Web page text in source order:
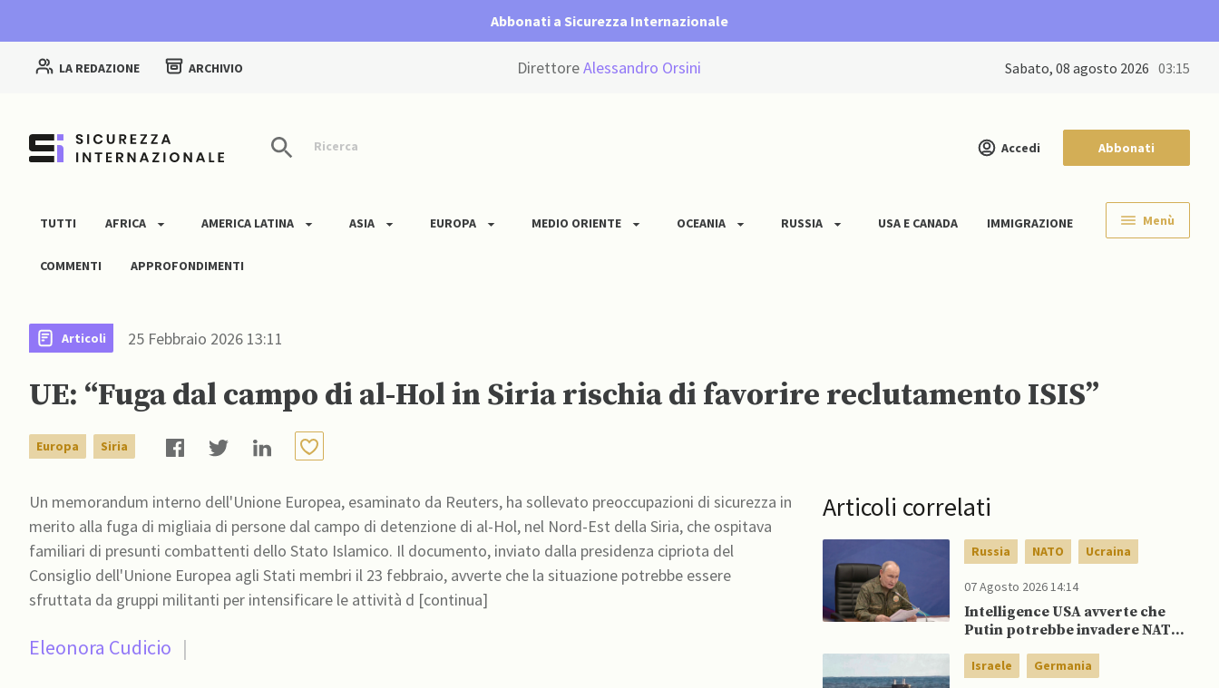
Abbonati a Sicurezza Internazionale
LA REDAZIONE ARCHIVIO DirettoreAlessandro Orsini sabato, 08 agosto 2026 03:15
Ricerca Accedi Abbonati
TUTTI AFRICA AMERICA LATINA ASIA EUROPA MEDIO ORIENTE OCEANIA RUSSIA USA E CANADA IMMIGRAZIONE
COMMENTI APPROFONDIMENTI
Menù
Articoli 25 Febbraio 2026 13:11
UE: “Fuga dal campo di al-Hol in Siria rischia di favorire reclutamento ISIS”
Europa Siria
Un memorandum interno dell'Unione Europea, esaminato da Reuters, ha sollevato preoccupazioni di sicurezza in
merito alla fuga di migliaia di persone dal campo di detenzione di al-Hol, nel Nord-Est della Siria, che ospitava
familiari di presunti combattenti dello Stato Islamico. Il documento, inviato dalla presidenza cipriota del
Consiglio dell'Unione Europea agli Stati membri il 23 febbraio, avverte che la situazione potrebbe essere
sfruttata da gruppi militanti per intensificare le attività d [continua]
Eleonora Cudicio |
Articoli correlati
Russia NATO Ucraina
07 Agosto 2026 14:14
Intelligence USA avverte che
Putin potrebbe invadere NATO
Ucraina
Israele Germania